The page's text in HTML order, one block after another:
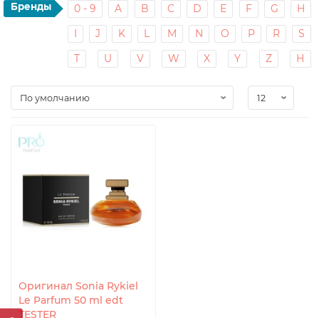
Бренды 0 - 9 A B C D E F G
H
I
J K L M N O P R
S
T
U V W X Y Z Н
Оригинал Sonia Rykiel
Le Parfum 50 ml edt
TESTER